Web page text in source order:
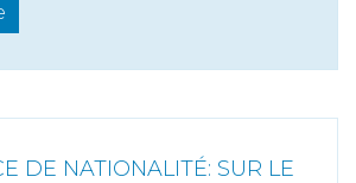
DE NATIONALITÉ: SUR LE